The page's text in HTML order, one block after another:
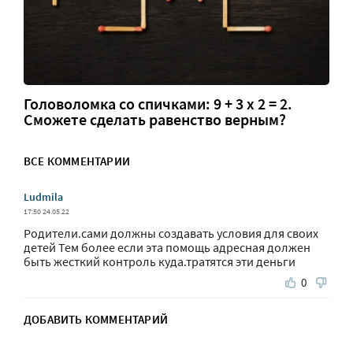
Головоломка со спичками: 9 + 3 х 2 = 2.
Сможете сделать равенство верным?
ВСЕ КОММЕНТАРИИ
Ludmila
17:50 24.05.22
Родители.сами должны создавать условия для своих
детей Тем более если эта помощь адресная должен
быть жесткий контроль куда.тратятся эти деньги
0
ДОБАВИТЬ КОММЕНТАРИЙ